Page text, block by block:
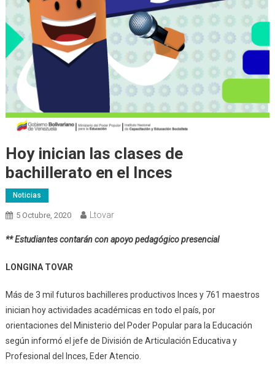
Hoy inician las clases de
bachillerato en el Inces
Noticias
5 Octubre, 2020 Ltovar
** Estudiantes contarán con apoyo pedagógico presencial
LONGINA TOVAR
Más de 3 mil futuros bachilleres productivos Inces y 761 maestros
inician hoy actividades académicas en todo el país, por
orientaciones del Ministerio del Poder Popular para la Educación
según informó el jefe de División de Articulación Educativa y
Profesional del Inces, Eder Atencio.